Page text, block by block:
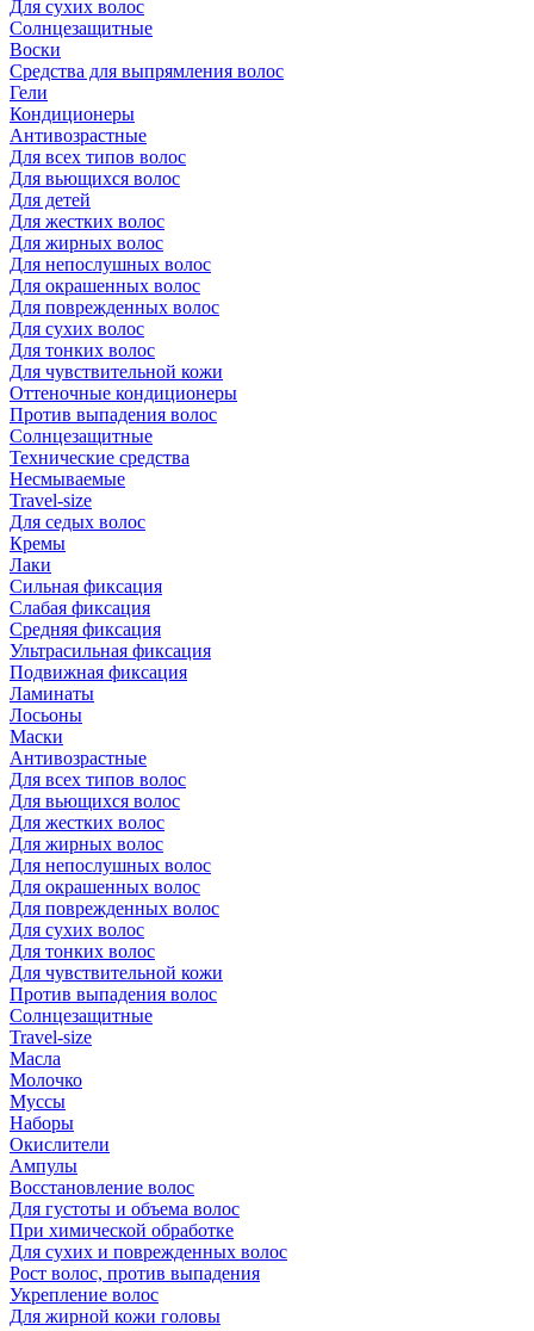
Для сухих волос
Солнцезащитные
Воски
Средства для выпрямления волос
Гели
Кондиционеры
Антивозрастные
Для всех типов волос
Для вьющихся волос
Для детей
Для жестких волос
Для жирных волос
Для непослушных волос
Для окрашенных волос
Для поврежденных волос
Для сухих волос
Для тонких волос
Для чувствительной кожи
Оттеночные кондиционеры
Против выпадения волос
Солнцезащитные
Технические средства
Несмываемые
Travel-size
Для седых волос
Кремы
Лаки
Сильная фиксация
Слабая фиксация
Средняя фиксация
Ультрасильная фиксация
Подвижная фиксация
Ламинаты
Лосьоны
Маски
Антивозрастные
Для всех типов волос
Для вьющихся волос
Для жестких волос
Для жирных волос
Для непослушных волос
Для окрашенных волос
Для поврежденных волос
Для сухих волос
Для тонких волос
Для чувствительной кожи
Против выпадения волос
Солнцезащитные
Travel-size
Масла
Молочко
Муссы
Наборы
Окислители
Ампулы
Восстановление волос
Для густоты и объема волос
При химической обработке
Для сухих и поврежденных волос
Рост волос, против выпадения
Укрепление волос
Для жирной кожи головы